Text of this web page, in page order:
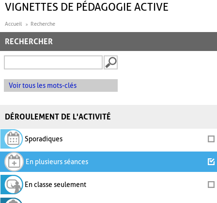
VIGNETTES DE PÉDAGOGIE ACTIVE
Accueil Recherche
RECHERCHER
Voir tous les mots-clés
DÉROULEMENT DE L'ACTIVITÉ
Sporadiques
En plusieurs séances
En classe seulement